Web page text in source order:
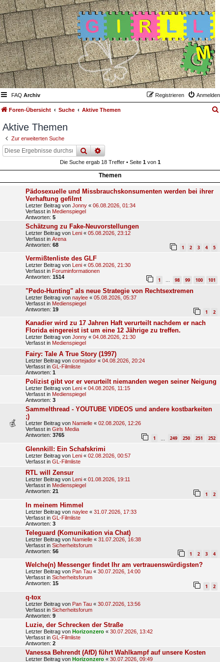
FAQ Archiv Anmelden
Registrieren
Foren-Übersicht Suche Aktive Themen
Aktive Themen
Zur erweiterten Suche
sucheerweiterte
Die Suche ergab 18 Treffer • Seite 1von 1
Themen
Pädosexuelle und Missbrauchskonsumenten werden bei ihrer
Verhaftung gefilmt
Letzter Beitrag von Jonny « 06.08.2026, 01:34
Verfasst in Medienspiegel
Antworten: 5
Schätzung zu Fake-Neuvorstellungen
Letzter Beitrag von Leni « 05.08.2026, 23:12
Verfasst in Arena
Antworten: 68 1 2 3 4 5
Vermißtenliste des GLF
Letzter Beitrag von Leni « 05.08.2026, 21:30
Verfasst in Foruminformationen
Antworten: 1514 1 … 98 99 100 101
"Pedo-Hunting" als neue Strategie von Rechtsextremen
Letzter Beitrag von naylee « 05.08.2026, 05:37
Verfasst in Medienspiegel
Antworten: 19 1 2
Kanadier wird zu 17 Jahren Haft verurteilt nachdem er nach
Florida eingereist ist um eine 12 Jährige zu treffen.
Letzter Beitrag von Jonny « 04.08.2026, 21:30
Verfasst in Medienspiegel
Fairy: Tale A True Story (1997)
Letzter Beitrag von cortejador « 04.08.2026, 20:24
Verfasst in GL-Filmliste
Antworten: 1
Polizist gibt vor er verurteilt niemanden wegen seiner Neigung
Letzter Beitrag von Leni « 04.08.2026, 11:15
Verfasst in Medienspiegel
Antworten: 3
Sammelthread - YOUTUBE VIDEOS und andere kostbarkeiten
;)
Letzter Beitrag von Namielle « 02.08.2026, 12:26
Verfasst in Girls Media
Antworten: 3765 1 249 250 251 252
Glennkill: Ein Schafskrimi
Letzter Beitrag von Leni « 02.08.2026, 00:57
Verfasst in GL-Filmliste
RTL will Zensur
Letzter Beitrag von Leni « 01.08.2026, 19:11
Verfasst in Medienspiegel
Antworten: 21 1 2
In meinem Himmel
Letzter Beitrag von naylee « 31.07.2026, 17:33
Verfasst in GL-Filmliste
Antworten: 3
Teleguard (Komunikation via Chat)
Letzter Beitrag von Namielle « 31.07.2026, 16:38
Verfasst in Sicherheitsforum
Antworten: 56 1 2 3 4
Welche(n) Messenger findet Ihr am vertrauenswürdigsten?
Letzter Beitrag von Pan Tau « 30.07.2026, 14:00
Verfasst in Sicherheitsforum
Antworten: 15 1 2
q-tox
Letzter Beitrag von Pan Tau « 30.07.2026, 13:56
Verfasst in Sicherheitsforum
Antworten: 9
Luzie, der Schrecken der Straße
Letzter Beitrag von Horizonzero « 30.07.2026, 13:42
Verfasst in GL-Filmliste
Antworten: 2
Vanessa Behrendt (AfD) führt Wahlkampf auf unsere Kosten
Letzter Beitrag von Horizonzero « 30.07.2026, 09:49